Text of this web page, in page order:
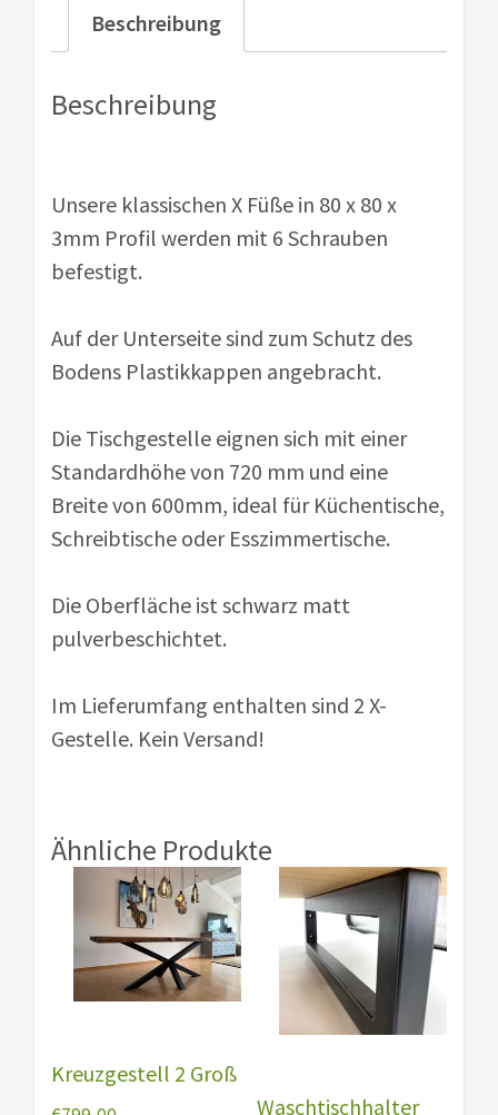
Beschreibung
Beschreibung
Unsere klassischen X Füße in 80 x 80 x
3mm Profil werden mit 6 Schrauben
befestigt.
Auf der Unterseite sind zum Schutz des
Bodens Plastikkappen angebracht.
Die Tischgestelle eignen sich mit einer
Standardhöhe von 720 mm und eine
Breite von 600mm, ideal für Küchentische,
Schreibtische oder Esszimmertische.
Die Oberfläche ist schwarz matt
pulverbeschichtet.
Im Lieferumfang enthalten sind 2 X-
Gestelle. Kein Versand!
Ähnliche Produkte
Kreuzgestell 2 Groß
Waschtischhalter